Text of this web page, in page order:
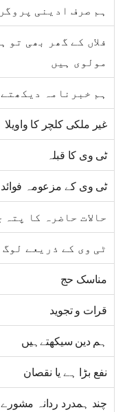
ہم صرف ادینی
فلاں کے گھر بھی تو
مولوی ہیں
ہم خبرنامہ
غیر ملکی کلچر کا واویلا
ٹی وی کا قبلہ
ٹی وی کے مزعومہ فوائد
حالات حاضرہ کا
ٹی وی کے ذریعے
مناسک حج
قرات و تجوید
ہم دین سیکھتےہیں
نفع بڑا ہے یا نقصان
چند ہمدرد ردانہ